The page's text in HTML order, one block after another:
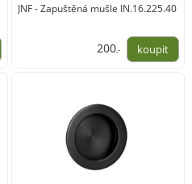
JNF - Zapuštěná mušle IN.16.225.40
200,-